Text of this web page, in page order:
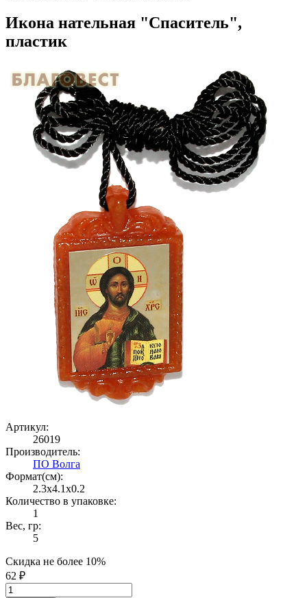
Икона нательная "Спаситель",
пластик
Артикул:
26019
Производитель:
ПО Волга
Формат(cм):
2.3x4.1x0.2
Количество в упаковке:
1
Вес, гр:
5
Скидка не более 10%
62 ₽